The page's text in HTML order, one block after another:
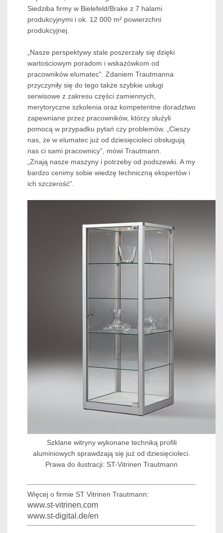
Siedziba firmy w Bielefeld/Brake z 7 halami
produkcyjnymi i ok. 12 000 m² powierzchni
produkcyjnej.
„Nasze perspektywy stale poszerzały się dzięki
wartościowym poradom i wskazówkom od
pracowników elumatec”. Zdaniem Trautmanna
przyczyniły się do tego także szybkie usługi
serwisowe z zakresu części zamiennych,
merytoryczne szkolenia oraz kompetentne doradztwo
zapewniane przez pracowników, którzy służyli
pomocą w przypadku pytań czy problemów. „Cieszy
nas, że w elumatec już od dziesięcioleci obsługują
nas ci sami pracownicy”, mówi Trautmann.
„Znają nasze maszyny i potrzeby od podszewki. A my
bardzo cenimy sobie wiedzę techniczną ekspertów i
ich szczerość”.
Szklane witryny wykonane techniką profili
aluminiowych sprawdzają się już od dziesięcioleci.
Prawa do ilustracji: ST-Vitrinen Trautmann
Więcej o firmie ST Vitrinen Trautmann:
www.st-vitrinen.com
www.st-digital.de/en